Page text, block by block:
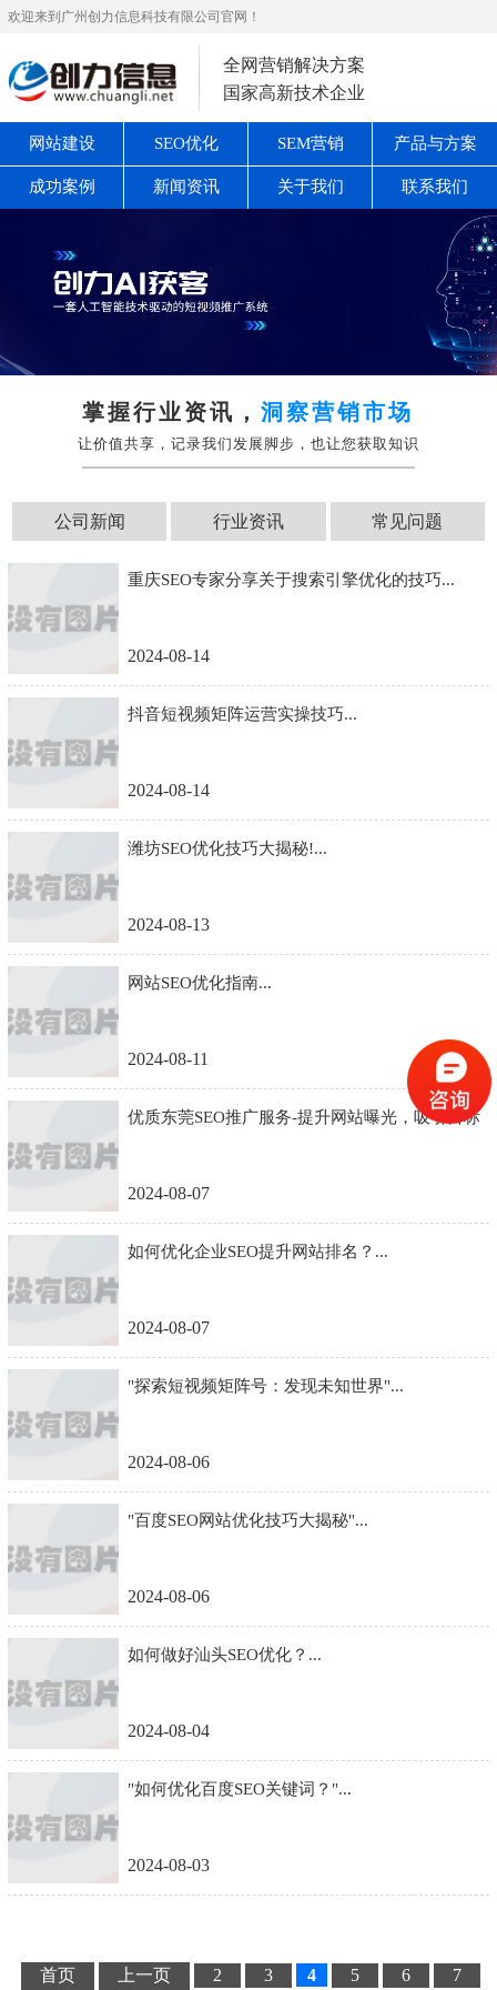
欢迎来到广州创力信息科技有限公司官网！
全网营销解决方案
国家高新技术企业
网站建设 SEO优化 SEM营销 产品与方案
成功案例 新闻资讯 关于我们 联系我们
掌握行业资讯，洞察营销市场
让价值共享，记录我们发展脚步，也让您获取知识
公司新闻 行业资讯 常见问题
重庆SEO专家分享关于搜索引擎优化的技巧...
2024-08-14
抖音短视频矩阵运营实操技巧...
2024-08-14
潍坊SEO优化技巧大揭秘!...
2024-08-13
网站SEO优化指南...
2024-08-11
优质东莞SEO推广服务-提升网站曝光，吸引目标
2024-08-07
如何优化企业SEO提升网站排名？...
2024-08-07
"探索短视频矩阵号：发现未知世界"...
2024-08-06
"百度SEO网站优化技巧大揭秘"...
2024-08-06
如何做好汕头SEO优化？...
2024-08-04
"如何优化百度SEO关键词？"...
2024-08-03
首页 上一页 2 3 4 5 6 7